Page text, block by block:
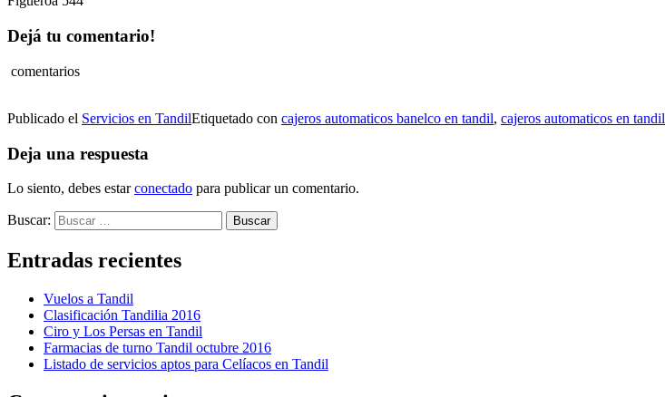
Dejá tu comentario!
comentarios
Publicado el Servicios en TandilEtiquetado con cajeros automaticos banelco en tandil, cajeros automaticos en tandil
Deja una respuesta
Lo siento, debes estarconectado para publicar un comentario.
Buscar:
Entradas recientes
Vuelos a Tandil
Clasificación Tandilia 2016
Ciro y Los Persas en Tandil
Farmacias de turno Tandil octubre 2016
Listado de servicios aptos para Celíacos en Tandil